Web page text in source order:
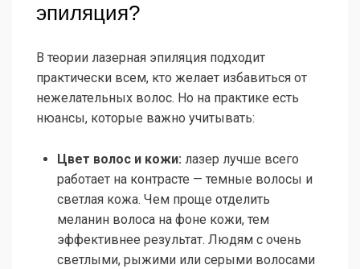
эпиляция?
В теории лазерная эпиляция подходит
практически всем, кто желает избавиться от
нежелательных волос. Но на практике есть
нюансы, которые важно учитывать:
Цвет волос и кожи: лазер лучше всего
работает на контрасте — темные волосы и
светлая кожа. Чем проще отделить
меланин волоса на фоне кожи, тем
эффективнее результат. Людям с очень
светлыми, рыжими или серыми волосами